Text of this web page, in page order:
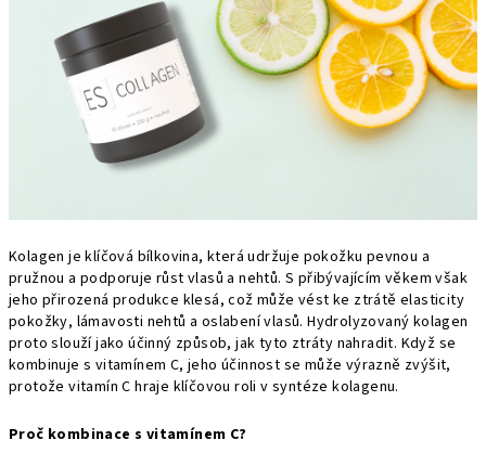
Kolagen je klíčová bílkovina, která udržuje pokožku pevnou a
pružnou a podporuje růst vlasů a nehtů. S přibývajícím věkem však
jeho přirozená produkce klesá, což může vést ke ztrátě elasticity
pokožky, lámavosti nehtů a oslabení vlasů. Hydrolyzovaný kolagen
proto slouží jako účinný způsob, jak tyto ztráty nahradit. Když se
kombinuje s vitamínem C, jeho účinnost se může výrazně zvýšit,
protože vitamín C hraje klíčovou roli v syntéze kolagenu.
Proč kombinace s vitamínem C?